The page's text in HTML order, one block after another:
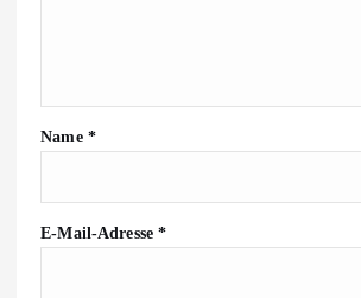
Name *
E-Mail-Adresse*